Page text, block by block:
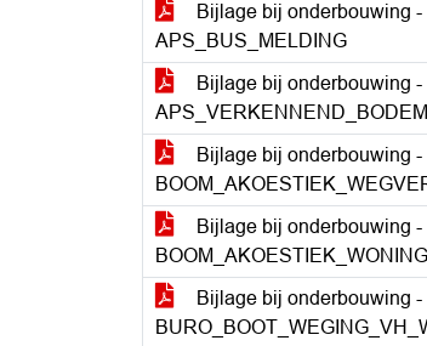
Bijlage bij onderbouwing -
APS_BUS_MELDING
Bijlage bij onderbouwing -
Bijlage bij onderbouwing -
Bijlage bij onderbouwing -
Bijlage bij onderbouwing -